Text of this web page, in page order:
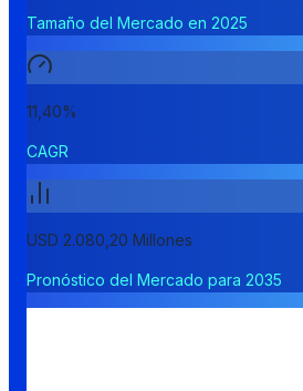
Tamaño del Mercado en 2025
11,40%
CAGR
USD 2.080,20 Millones
Pronóstico del Mercado para 2035